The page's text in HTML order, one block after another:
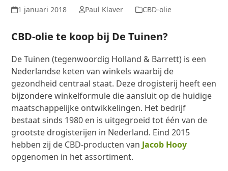
1 januari 2018 Paul Klaver CBD-olie
CBD-olie te koop bij De Tuinen?
De Tuinen (tegenwoordig Holland & Barrett) is een
Nederlandse keten van winkels waarbij de
gezondheid centraal staat. Deze drogisterij heeft een
bijzondere winkelformule die aansluit op de huidige
maatschappelijke ontwikkelingen. Het bedrijf
bestaat sinds 1980 en is uitgegroeid tot één van de
grootste drogisterijen in Nederland. Eind 2015
hebben zij de CBD-producten van Jacob Hooy
opgenomen in het assortiment.